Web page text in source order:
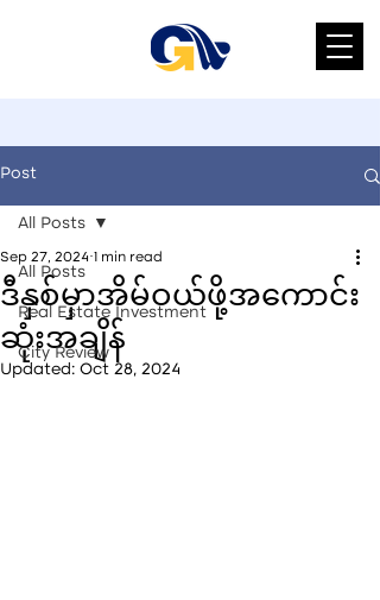
Post
All Posts
Real Estate Investment
City Review
All Posts
ဒီနှစ်မှာအိမ်ဝယ်ဖို့အကောင်း
ဆုံးအချိန်
Sep 27, 2024 1 min read
Updated:Oct 28, 2024